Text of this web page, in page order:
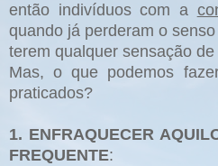
então indivíduos com a
quando já perderam o
terem qualquer sensação
Mas, o que podemos
praticados?
1. ENFRAQUECER
FREQUENTE: